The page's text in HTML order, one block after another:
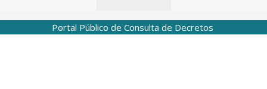
Portal Público de Consulta de Decretos